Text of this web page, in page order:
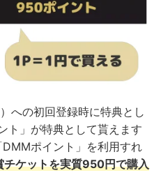
への初回登録時に特典とし
ト」が特典として貰えます
DMMポイント」を利用すれ
チケットを実質950円で購入